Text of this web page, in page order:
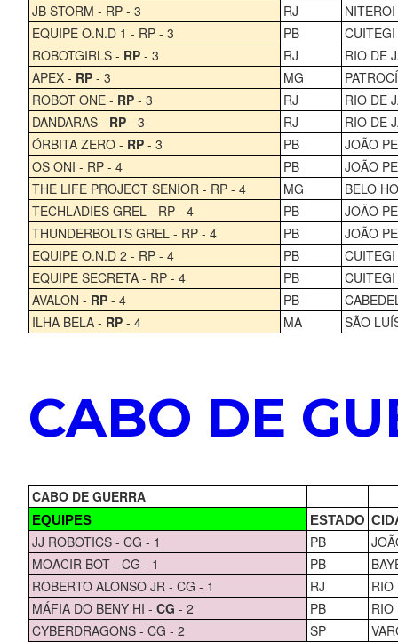
JB STORM - RP - 3
RJ
NITEROI
EQUIPE O.N.D 1 - RP - 3
PB
CUITEGI
ROBOTGIRLS - RP- 3 RJ
RIO DE
APEX - RP- 3 MG
ROBOT ONE - RP- 3 RJ
RIO DE
DANDARAS - RP- 3 RJ
RIO DE
ÓRBITA ZERO - RP- 3 PB
JOÃO
OS ONI - RP - 4
PB
JOÃO
THE LIFE PROJECT SENIOR - RP - 4
MG
BELO
TECHLADIES GREL - RP - 4
PB
JOÃO
THUNDERBOLTS GREL - RP - 4
PB
JOÃO
EQUIPE O.N.D 2 - RP - 4
PB
CUITEGI
EQUIPE SECRETA - RP - 4
PB
CUITEGI
AVALON - RP- 4 PB
ILHA BELA - RP- 4 MA SÃO
CABO DE
CABO DE GUERRA
EQUIPES ESTADO
JJ ROBOTICS - CG - 1 PB
MOACIR BOT - CG - 1
PB
ROBERTO ALONSO JR - CG - 1
RJ
RIO
MÁFIA DO BENY HI - CG - 2 PB
RIO
CYBERDRAGONS - CG - 2
SP